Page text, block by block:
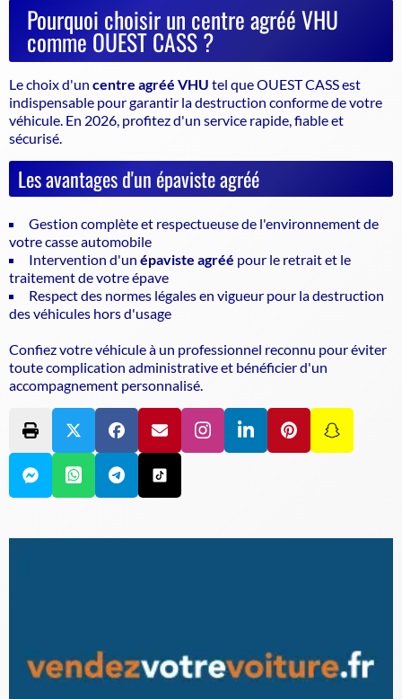
Pourquoi choisir un centre agréé VHU
comme OUEST CASS ?
Le choix d'un centre agréé VHU tel que OUEST CASS est
indispensable pour garantir ladestruction conforme de votre
véhicule . En 2026, profitez d'un service rapide, fiable et
sécurisé.
Les avantages d'un épaviste agréé
Gestion complète et respectueuse de l'environnement de
votre casse automobile
Intervention d'un épaviste agréé pour le retrait et le
traitement de votre épave
Respect des normes légales en vigueur pour la destruction
des véhicules hors d'usage
Confiez votre véhicule à un professionnel reconnu pour éviter
toute complication administrative et bénéficier d'un
accompagnement personnalisé.